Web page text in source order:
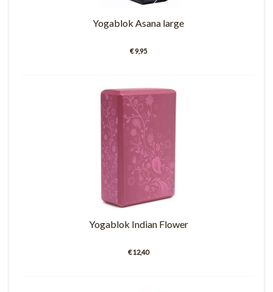
Yogablok Asana large
€ 9,95
Yogablok Indian Flower
€ 12,40